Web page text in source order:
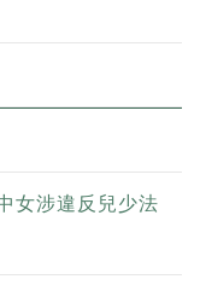
女涉違反兒少法